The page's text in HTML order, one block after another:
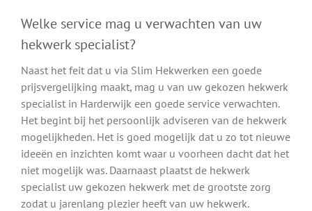
Welke service mag u verwachten van uw
hekwerk specialist?
Naast het feit dat u via Slim Hekwerken een goede
prijsvergelijking maakt, mag u van uw gekozen hekwerk
specialist in Harderwijk een goede service verwachten.
Het begint bij het persoonlijk adviseren van de hekwerk
mogelijkheden. Het is goed mogelijk dat u zo tot nieuwe
ideeën en inzichten komt waar u voorheen dacht dat het
niet mogelijk was. Daarnaast plaatst de hekwerk
specialist uw gekozen hekwerk met de grootste zorg
zodat u jarenlang plezier heeft van uw hekwerk.